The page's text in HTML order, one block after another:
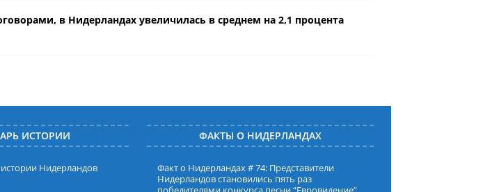
в Нидерландах увеличилась в среднем на 2,1 процента
ИСТОРИИ
Нидерландов
ФАКТЫ О НИДЕРЛАНДАХ
Факт о Нидерландах # 74: Представители
Нидерландов становились пять раз